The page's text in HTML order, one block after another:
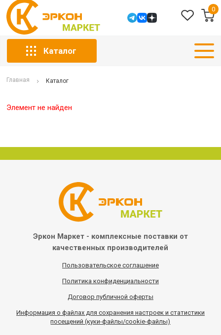
0
Каталог
Главная Каталог
Элемент не найден
Эркон Маркет - комплексные поставки от
качественных производителей
Пользовательское соглашение
Политика конфиденциальности
Договор публичной оферты
Информация о файлах для сохранения настроек и статистики
посещений (куки-файлы/cookie-файлы)